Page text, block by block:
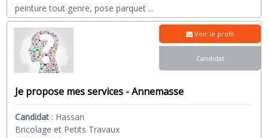
peinture tout genre, pose parquet ...
Je propose mes services - Annemasse
Candidat : Hassan
Bricolage et Petits Travaux
Voir le profil
Candidat